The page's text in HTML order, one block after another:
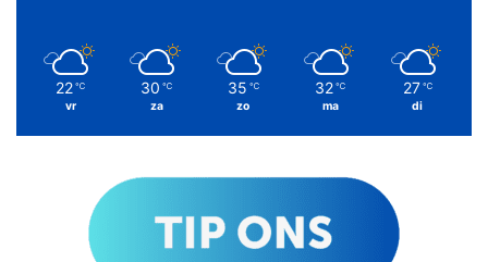
22 ℃
vr
30 ℃
za
35 ℃
zo
32 ℃
ma
27 ℃
di